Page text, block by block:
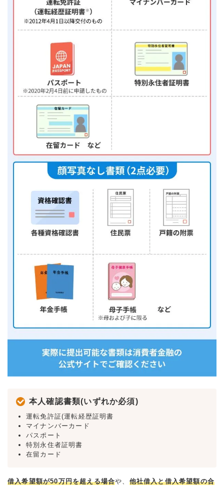
本人確認書類(いずれか必須)
運転免許証(運転経歴証明書
マイナンバーカード
パスポート
特別永住者証明書
在留カード
借入希望額が50万円を超える場合や、 他社借入と借入希望額の合